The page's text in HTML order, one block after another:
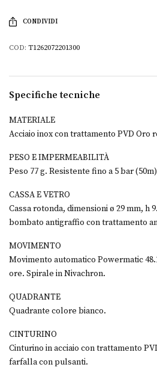
CONDIVIDI
COD: T1262072201300
Specifiche tecniche
MATERIALE
Acciaio inox con trattamento PVD Oro
PESO E IMPERMEABILITÀ
Peso 77 g. Resistente fino a 5 bar
CASSA E VETRO
Cassa rotonda, dimensioni ø 29 mm, h
bombato antigraffio con trattamento
MOVIMENTO
Movimento automatico Powermatic
ore. Spirale in Nivachron.
QUADRANTE
Quadrante colore bianco.
CINTURINO
Cinturino in acciaio con trattamento
farfalla con pulsanti.